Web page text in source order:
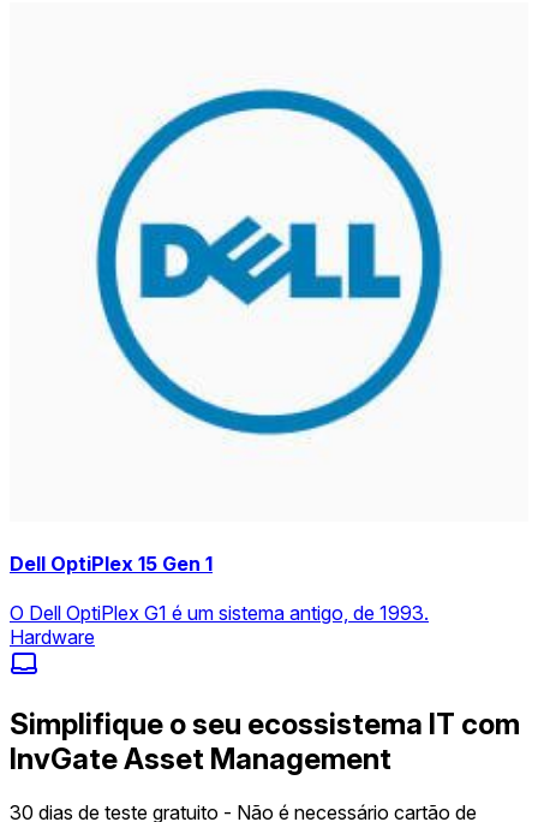
Dell OptiPlex 15 Gen 1
O Dell OptiPlex G1 é um sistema antigo, de 1993.
Hardware
Simplifique o seu ecossistema IT com
InvGate Asset Management
30 dias de teste gratuito - Não é necessário cartão de